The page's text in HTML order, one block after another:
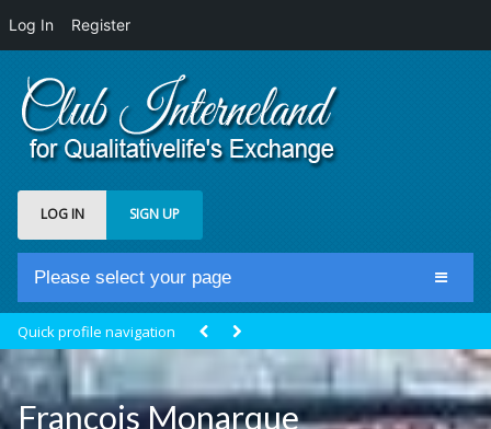
Log In Register
LOG IN SIGN UP
Please select your page
Club Newsfeed
Members
Quick profile navigation
Francois Monarque